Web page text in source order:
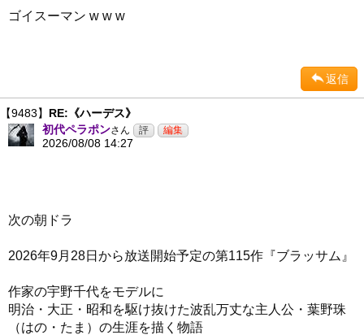
ゴイスーマン w w w
返信
【9483】 RE:《ハーデス》
初代ペラポンさん
2026/08/08 14:27
次の朝ドラ
2026年9月28日から放送開始予定の第115作『ブラッサム』
作家の宇野千代をモデルに
明治・大正・昭和を駆け抜けた波乱万丈な主人公・葉野珠
（はの・たま）の生涯を描く物語